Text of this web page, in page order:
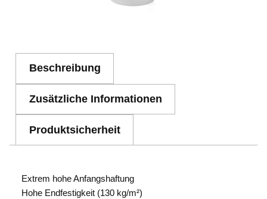
Beschreibung
Zusätzliche Informationen
Produktsicherheit
Extrem hohe Anfangshaftung
Hohe Endfestigkeit (130 kg/m²)